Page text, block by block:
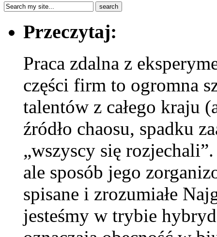
Przeczytaj:
Praca zdalna z
części firm to ogromna
talentów z całego kraju
źródło chaosu, spadku
„wszyscy się
ale sposób jego
spisane i zrozumiałe
jesteśmy w trybie